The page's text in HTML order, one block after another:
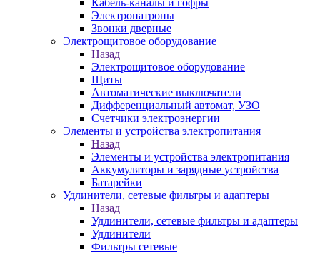
Кабель-каналы и гофры
Электропатроны
Звонки дверные
Электрощитовое оборудование
Назад
Электрощитовое оборудование
Щиты
Автоматические выключатели
Дифференциальный автомат, УЗО
Счетчики электроэнергии
Элементы и устройства электропитания
Назад
Элементы и устройства электропитания
Аккумуляторы и зарядные устройства
Батарейки
Удлинители, сетевые фильтры и адаптеры
Назад
Удлинители, сетевые фильтры и адаптеры
Удлинители
Фильтры сетевые